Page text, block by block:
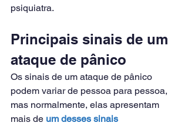
psiquiatra.
Principais sinais de um
ataque de pânico
Os sinais de um ataque de pânico
podem variar de pessoa para pessoa,
mas normalmente, elas apresentam
mais de um desses sinais